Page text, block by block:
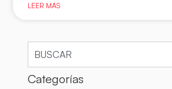
LEER MÁS
Categorías